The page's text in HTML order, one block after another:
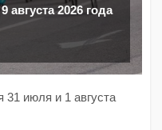
2026 года
31 июля и 1 августа